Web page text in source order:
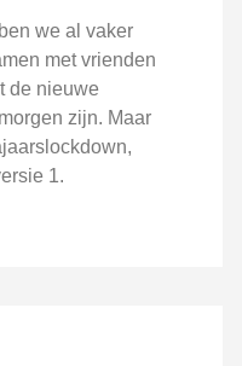
we al vaker
met vrienden
de nieuwe
zijn. Maar
1.